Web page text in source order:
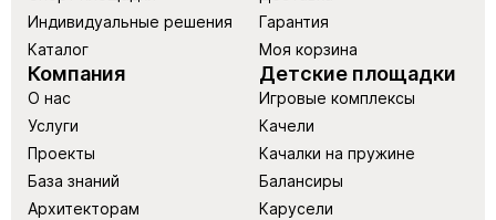
Индивидуальные решения
Каталог
Гарантия
Моя корзина
Компания
О нас
Услуги
Проекты
База знаний
Архитекторам
Детские площадки
Игровые комплексы
Качели
Качалки на пружине
Балансиры
Карусели